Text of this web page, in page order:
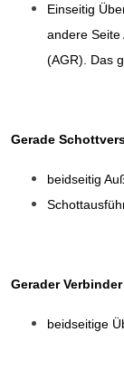
Einseitig
andere Seite
(AGR). Das
Gerade
beidseitig
Gerader Verbinder
beidseitige